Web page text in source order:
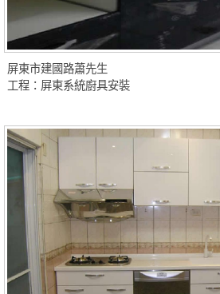
屏東市建國路蕭先生
工程：屏東系統廚具安裝